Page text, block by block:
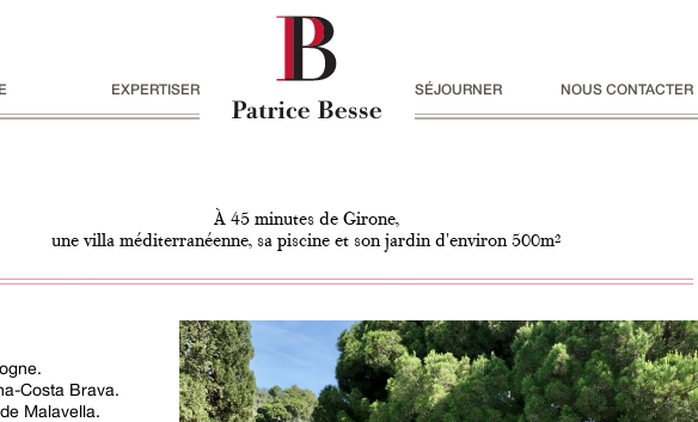
EXPERTISER SÉJOURNER NOUS CONTACTER
À 45 minutes de Girone,
une villa méditerranéenne, sa piscine et son jardin d'environ 500m²
Costa Brava.
Malavella.